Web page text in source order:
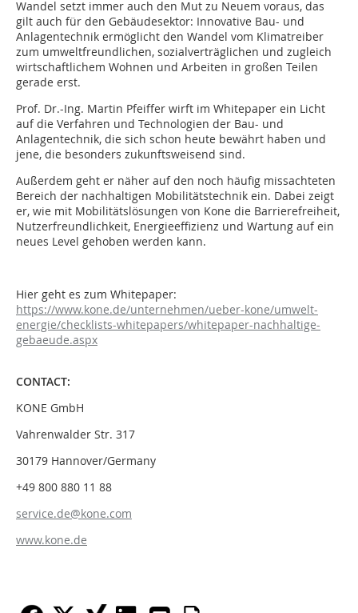
Wandel setzt immer auch den Mut zu Neuem voraus, das
gilt auch für den Gebäudesektor: Innovative Bau- und
Anlagentechnik ermöglicht den Wandel vom Klimatreiber
zum umweltfreundlichen, sozialverträglichen und zugleich
wirtschaftlichem Wohnen und Arbeiten in großen Teilen
gerade erst.
Prof. Dr.-Ing. Martin Pfeiffer wirft im Whitepaper ein Licht
auf die Verfahren und Technologien der Bau- und
Anlagentechnik, die sich schon heute bewährt haben und
jene, die besonders zukunftsweisend sind.
Außerdem geht er näher auf den noch häufig missachteten
Bereich der nachhaltigen Mobilitätstechnik ein. Dabei zeigt
er, wie mit Mobilitätslösungen von Kone die Barrierefreiheit,
Nutzerfreundlichkeit, Energieeffizienz und Wartung auf ein
neues Level gehoben werden kann.
Hier geht es zum Whitepaper:
https://www.kone.de/unternehmen/ueber-kone/umwelt-
energie/checklists-whitepapers/whitepaper-nachhaltige-
gebaeude.aspx
CONTACT:
KONE GmbH
Vahrenwalder Str. 317
30179 Hannover/Germany
+49 800 880 11 88
service.de@kone.com
www.kone.de